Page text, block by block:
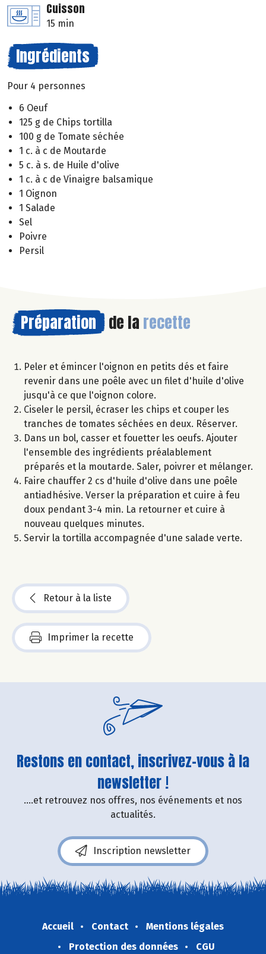
Cuisson
15 min
Ingrédients
Pour 4 personnes
6 Oeuf
125 g de Chips tortilla
100 g de Tomate séchée
1 c. à c de Moutarde
5 c. à s. de Huile d'olive
1 c. à c de Vinaigre balsamique
1 Oignon
1 Salade
Sel
Poivre
Persil
Préparation de la recette
Peler et émincer l'oignon en petits dés et faire
revenir dans une poêle avec un filet d'huile d'olive
jusqu'à ce que l'oignon colore.
Ciseler le persil, écraser les chips et couper les
tranches de tomates séchées en deux. Réserver.
Dans un bol, casser et fouetter les oeufs. Ajouter
l'ensemble des ingrédients préalablement
préparés et la moutarde. Saler, poivrer et mélanger.
Faire chauffer 2 cs d'huile d'olive dans une poêle
antiadhésive. Verser la préparation et cuire à feu
doux pendant 3-4 min. La retourner et cuire à
nouveau quelques minutes.
Servir la tortilla accompagnée d'une salade verte.
Retour à la liste
Imprimer la recette
Restons en contact, inscrivez-vous à la
newsletter !
....et retrouvez nos offres, nos événements et nos
actualités.
Inscription newsletter
Accueil Contact
Mentions légales
Protection des données
CGU